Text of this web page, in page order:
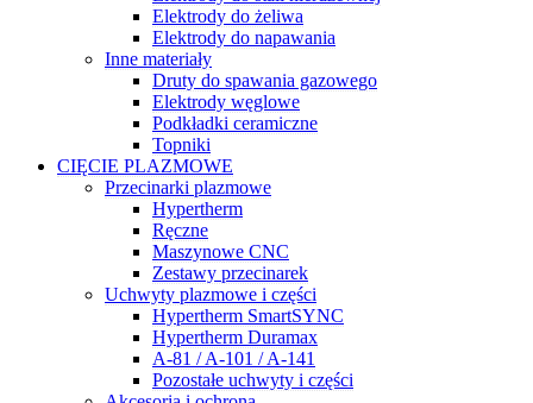
Elektrody do żeliwa
Elektrody do napawania
Inne materiały
Druty do spawania gazowego
Elektrody węglowe
Podkładki ceramiczne
Topniki
CIĘCIE PLAZMOWE
Przecinarki plazmowe
Hypertherm
Ręczne
Maszynowe CNC
Zestawy przecinarek
Uchwyty plazmowe i części
Hypertherm SmartSYNC
Hypertherm Duramax
A-81 / A-101 / A-141
Pozostałe uchwyty i części